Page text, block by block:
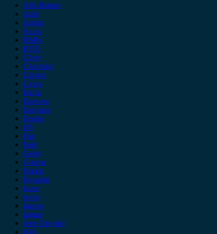
Alfa Romeo
Audi
Austin
Acura
BMW
BYD
Chery
Chevrolet
Citroen
Cupra
Dacia
Daewoo
Daihatsu
Dodge
DS
Fiat
Ford
Geely
Gonow
Honda
Hyundai
Isuzu
iveco
Jaecoo
Jaguar
Jeep Chrysler
KIA